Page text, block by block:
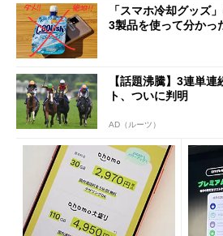
「スマホ冷却グッズ
3製品を使って分かっ
【話題沸騰】3連単
ト、ついに判明
AD（ルーツ）